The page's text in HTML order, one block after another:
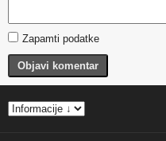
Zapamti podatke
Objavi komentar